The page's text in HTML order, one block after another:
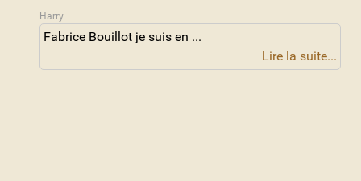
Harry
Fabrice Bouillot je suis en ...
Lire la suite...